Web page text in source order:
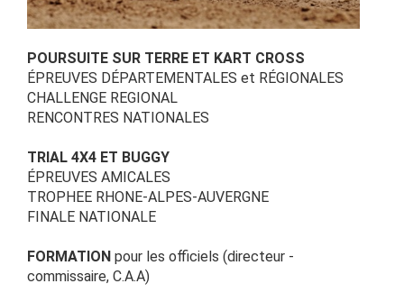
POURSUITE SUR TERRE ET KART CROSS
ÉPREUVES DÉPARTEMENTALES et RÉGIONALES
CHALLENGE REGIONAL
RENCONTRES NATIONALES
TRIAL 4X4 ET BUGGY
ÉPREUVES AMICALES
TROPHEE RHONE-ALPES-AUVERGNE
FINALE NATIONALE
FORMATION pour les officiels (directeur -
commissaire, C.A.A)